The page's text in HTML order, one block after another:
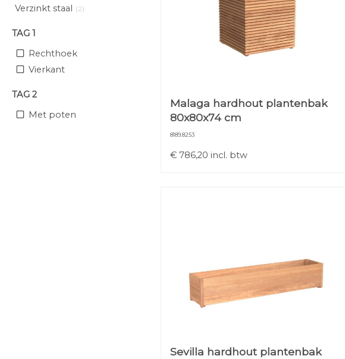
Verzinkt staal (2)
TAG 1
Rechthoek
Vierkant
TAG 2
Met poten
Malaga hardhout plantenbak
80x80x74 cm
8189.8253
€ 786,20 incl. btw
Sevilla hardhout plantenbak